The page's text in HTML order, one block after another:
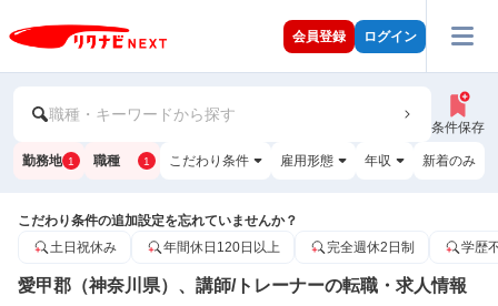
会員登録 ログイン
職種・キーワードから探す
条件保存
勤務地 1 職種 1 こだわり条件 雇用形態 年収 新着のみ
こだわり条件の追加設定を忘れていませんか？
土日祝休み
年間休日120日以上 完全週休2日制 学歴
愛甲郡（神奈川県）、講師/トレーナーの転職・求人情報